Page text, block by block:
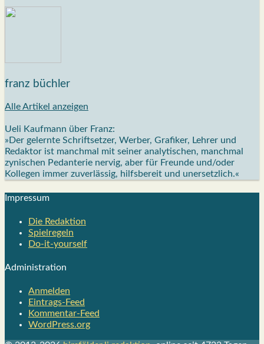
franz büchler
Alle Artikel anzeigen
Ueli Kaufmann über Franz:
»Der gelernte Schriftsetzer, Werber, Grafiker, Lehrer und
Redaktor ist manchmal mit seiner analytischen, manchmal
zynischen Pedanterie nervig, aber für Freunde und/oder
Kollegen immer zuverlässig, hilfsbereit und unersetzlich.«
Impres­sum
Die Redak­ti­on
Spiel­re­geln
Do-it-your­s­elf
Admi­nis­tra­ti­on
Anmelden
Eintrags-Feed
Kommentar-Feed
WordPress.org